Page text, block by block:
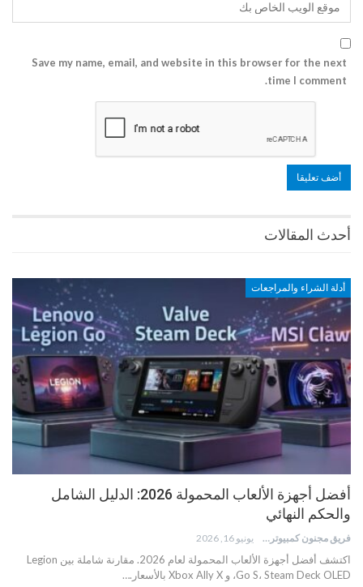
Save my name, email, and website in this browser for the next
time I comment.
أحدث المقالات
أدلة الشراء والمراجعات
أفضل أجهزة الألعاب المحمولة 2026: الدليل الشامل
والحكم النهائي
فريق مجنون كمبيوتر يونيو 16, 2026
اكتشف أفضل أجهزة الألعاب المحمولة لعام 2026. مقارنة شاملة بين Legion
Go S، Steam Deck OLED، و Xbox Ally X بالأسعار.…